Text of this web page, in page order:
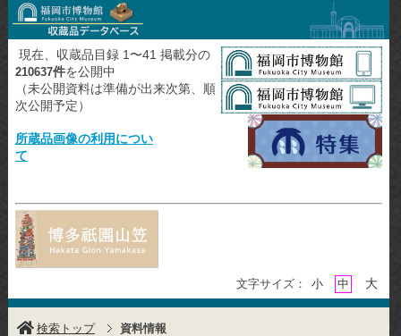
現在、収蔵品目録 1〜41 掲載分の
210637件を公開中
（未公開資料は準備が出来次第、順
次公開予定）
所蔵品画像の利用につい
て
文字サイズ： 小 中 大
検索トップ 資料情報